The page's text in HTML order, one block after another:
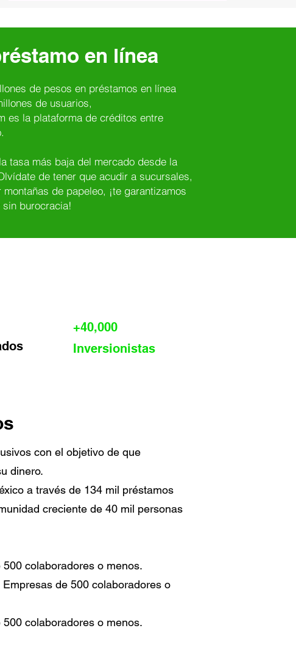
en línea
de pesos en préstamos en línea
de usuarios,
es la plataforma de créditos entre
tasa más baja del mercado desde la
de tener que acudir a sucursales,
de papeleo, ¡te garantizamos
burocracia!
+40,000
Inversionistas
con el objetivo de que
dinero.
a través de 134 mil préstamos
creciente de 40 mil personas
colaboradores o menos.
de 500 colaboradores o
colaboradores o menos.